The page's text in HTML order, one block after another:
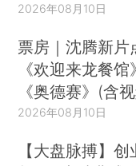
2026年08月10日
票房｜沈腾新片
《欢迎来龙餐
《奥德赛》(含
2026年08月10日
【大盘脉搏】